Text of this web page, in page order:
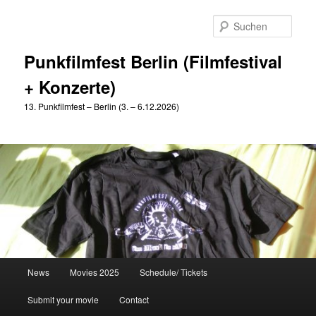
Punkfilmfest Berlin (Filmfestival
+ Konzerte)
13. Punkfilmfest – Berlin (3. – 6.12.2026)
News Movies 2025 Schedule/ Tickets
Submit your movie Contact